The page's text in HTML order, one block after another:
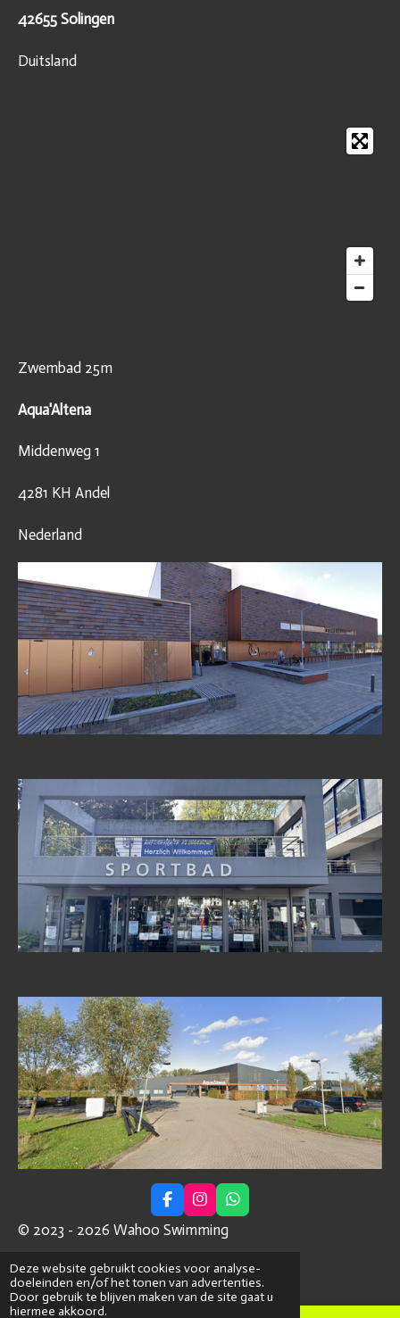
Deze website gebruikt cookies voor analyse-
doeleinden en/of het tonen van advertenties.
Door gebruik te blijven maken van de site gaat u
hiermee akkoord.
42655 Solingen
Duitsland
Zwembad 25m
Aqua'Altena
Middenweg 1
4281 KH Andel
Nederland
F
a
c
b
o
o
k
I
n
s
g
r
a
W
h
s
A
p
p
© 2023 - 2026 Wahoo Swimming